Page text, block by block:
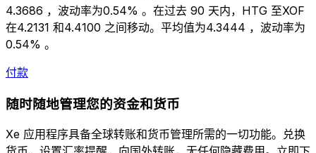
4.3686 ，波动率为0.54% 。在过去 90 天内，HTG 至XOF
在4.2131 和4.4100 之间移动。平均值为4.3444 ，波动率为
0.54% 。
付款
随时随地管理您的资金和货币
Xe 应用程序具备全球转账和货币管理所需的一切功能。兑换